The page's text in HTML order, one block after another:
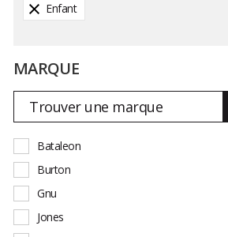
Enfant
MARQUE
Bataleon
Burton
Gnu
Jones